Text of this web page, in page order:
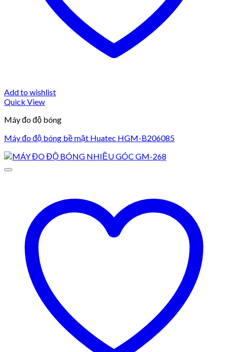
Add to wishlist
Quick View
Máy đo độ bóng
Máy đo độ bóng bề mặt Huatec HGM-B206085